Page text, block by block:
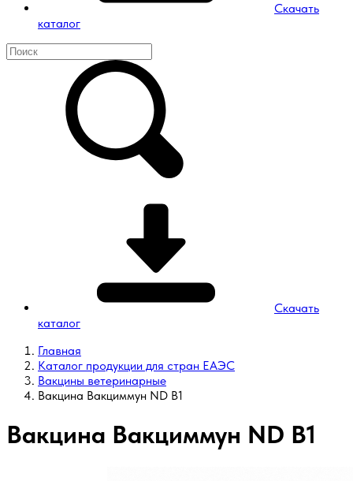
Скачать
каталог
Скачать
каталог
Главная
Каталог продукции для стран ЕАЭС
Вакцины ветеринарные
Вакцина Вакциммун ND B1
Вакцина Вакциммун ND B1